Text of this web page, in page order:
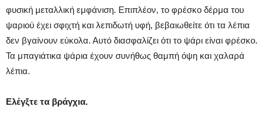
φυσική μεταλλική εμφάνιση. Επιπλέον, το φρέσκο δέρμα του
ψαριού έχει σφιχτή και λεπιδωτή υφή, βεβαιωθείτε ότι τα λέπια
δεν βγαίνουν εύκολα. Αυτό διασφαλίζει ότι το ψάρι είναι φρέσκο.
Τα μπαγιάτικα ψάρια έχουν συνήθως θαμπή όψη και χαλαρά
λέπια.
Ελέγξτε τα βράγχια.